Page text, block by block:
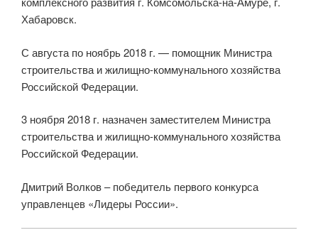
Хабаровск.
С августа по ноябрь 2018 г. — помощник Министра
строительства и жилищно-коммунального хозяйства
Российской Федерации.
3 ноября 2018 г. назначен заместителем Министра
строительства и жилищно-коммунального хозяйства
Российской Федерации.
Дмитрий Волков – победитель первого конкурса
управленцев «Лидеры России».